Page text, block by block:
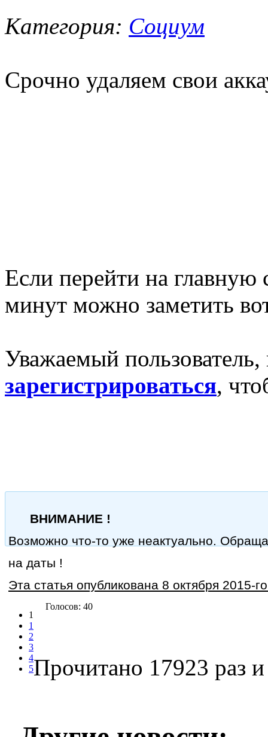
Категория: Социум
Срочно удаляем свои
Если перейти на главную
минут можно заметить
Уважаемый
зарегистрироваться,
ВНИМАНИЕ !
Возможно что-то уже неактуально.
на даты !
Эта статья опубликована 8 октября 2015-
1
1
2
3
4
5
Голосов: 40
Прочитано 17923 раз